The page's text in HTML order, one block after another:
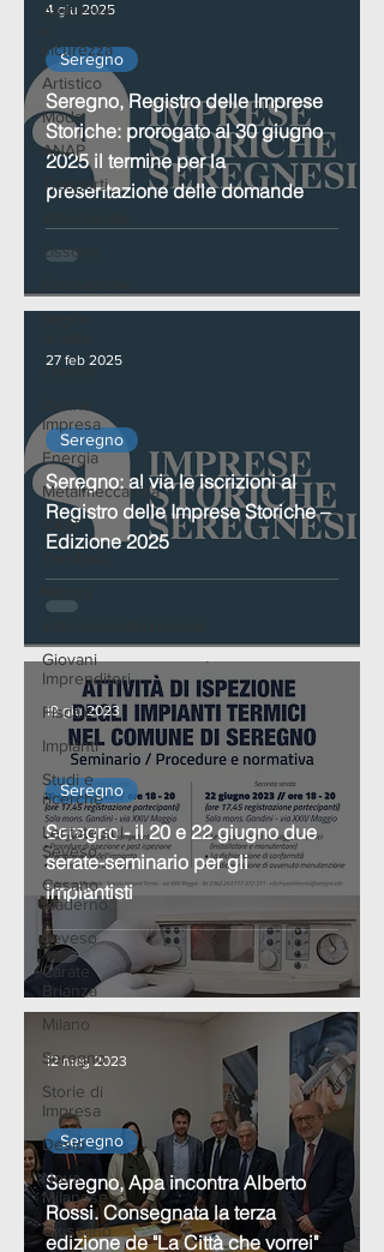
Ambiente
sicurezza
Artistico
Moda
ANAP
Trasporti
Lissone
Credito
Impresa
Energia
Metalmeccanica
CAAF
Giovani
Imprenditori
Fiscale
Impianti
Studi e
ricerche
Lentate sul
Seveso
Cesano
Maderno
Seveso
Carate
Brianza
Milano
Seregno
Storie di
Impresa
Desio
Nova
Milanese
Giussano
Seregno, Registro delle Imprese
Storiche: prorogato al 30 giugno
2025 il termine per la
presentazione delle domande
Seregno
4 giu 2025
Seregno: al via le iscrizioni al
Registro delle Imprese Storiche –
Edizione 2025
Seregno
27 feb 2025
Seregno - il 20 e 22 giugno due
serate-seminario per gli
impiantisti
Seregno
19 giu 2023
Seregno, Apa incontra Alberto
Rossi. Consegnata la terza
edizione de "La Città che vorrei"
Seregno
12 mag 2023